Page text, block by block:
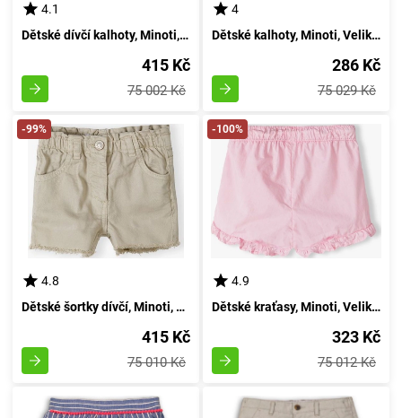
4.1
Dětské dívčí kalhoty, Minoti, Velikost 14, Holčičí - 158/164 | Věk 13/14 let
415 Kč
75 002 Kč
4
Dětské kalhoty, Minoti, Velikost 14/20, Dívčí - 98/104 | 3/4 roky
286 Kč
75 029 Kč
-99%
4.8
Dětské šortky dívčí, Minoti, Velikost 14/15, Dívka - 158/164 | Věk 13/14 let
415 Kč
75 010 Kč
-100%
4.9
Dětské kraťasy, Minoti, Velikost 14/17, Pro dívky - 98/104 | Věk 3/4 roky
323 Kč
75 012 Kč